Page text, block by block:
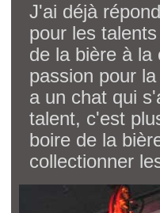
J'ai déjà
pour les
de la bière à la
passion pour
a un chat qui
talent, c'est
boire de la
collectionner